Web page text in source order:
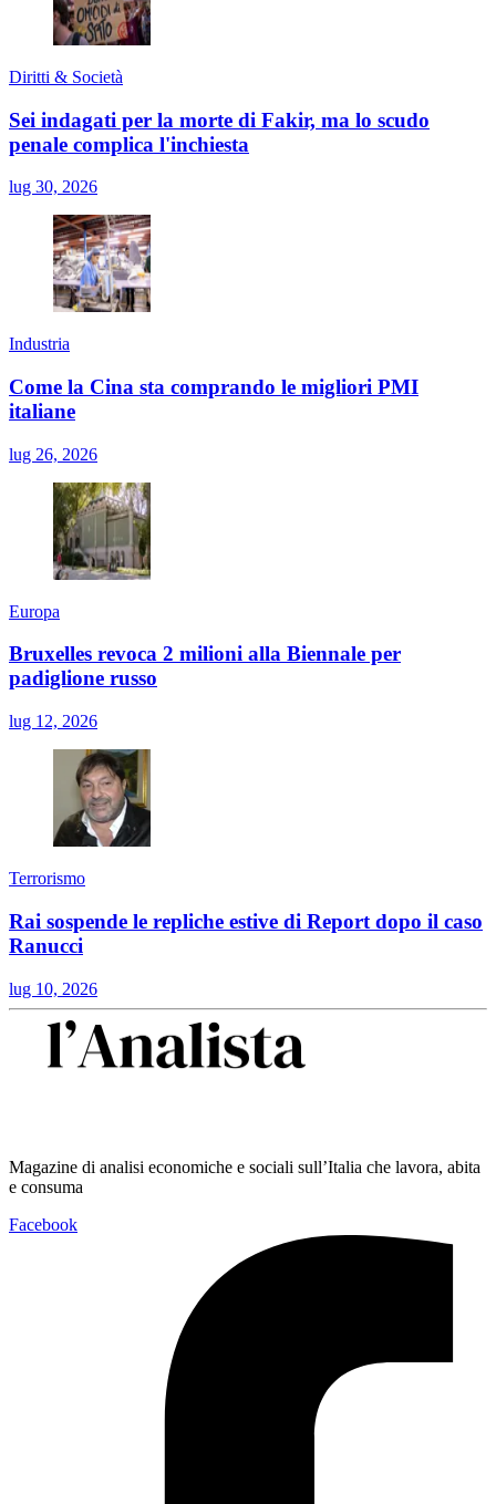
Diritti & Società
Sei indagati per la morte di Fakir, ma lo scudo
penale complica l'inchiesta
lug 30, 2026
Industria
Come la Cina sta comprando le migliori PMI
italiane
lug 26, 2026
Europa
Bruxelles revoca 2 milioni alla Biennale per
padiglione russo
lug 12, 2026
Terrorismo
Rai sospende le repliche estive di Report dopo il caso
Ranucci
lug 10, 2026
Magazine di analisi economiche e sociali sull’Italia che lavora, abita
e consuma
Facebook